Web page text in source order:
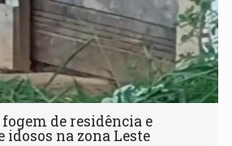
de residência e
idosos na zona Leste